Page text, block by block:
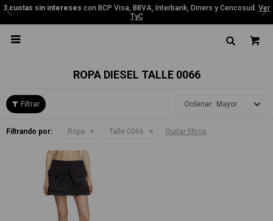
3 cuotas sin intereses con BCP Visa, BBVA, Interbank, Diners y Cencosud. Ver
TyC

ROPA DIESEL TALLE 0066
Mayor precio
Filtrando por: Ropa Talle 0066 Quitar filtros